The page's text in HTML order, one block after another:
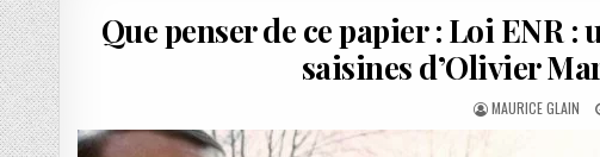
Que penser de ce papier : Loi ENR :
saisines d’Olivier
AUTHOR:
MAURICE GLAIN